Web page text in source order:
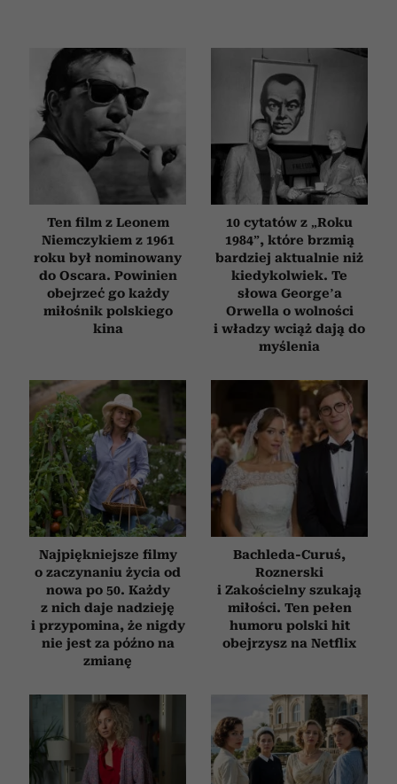
Ten film z Leonem
Niemczykiem z 1961
roku był nominowany
do Oscara. Powinien
obejrzeć go każdy
miłośnik polskiego
kina
10 cytatów z „Roku
1984”, które brzmią
bardziej aktualnie niż
kiedykolwiek. Te
słowa George’a
Orwella o wolności
i władzy wciąż dają do
myślenia
Najpiękniejsze filmy
o zaczynaniu życia od
nowa po 50. Każdy
z nich daje nadzieję
i przypomina, że nigdy
nie jest za późno na
zmianę
Bachleda-Curuś,
Roznerski
i Zakościelny szukają
miłości. Ten pełen
humoru polski hit
obejrzysz na Netflix